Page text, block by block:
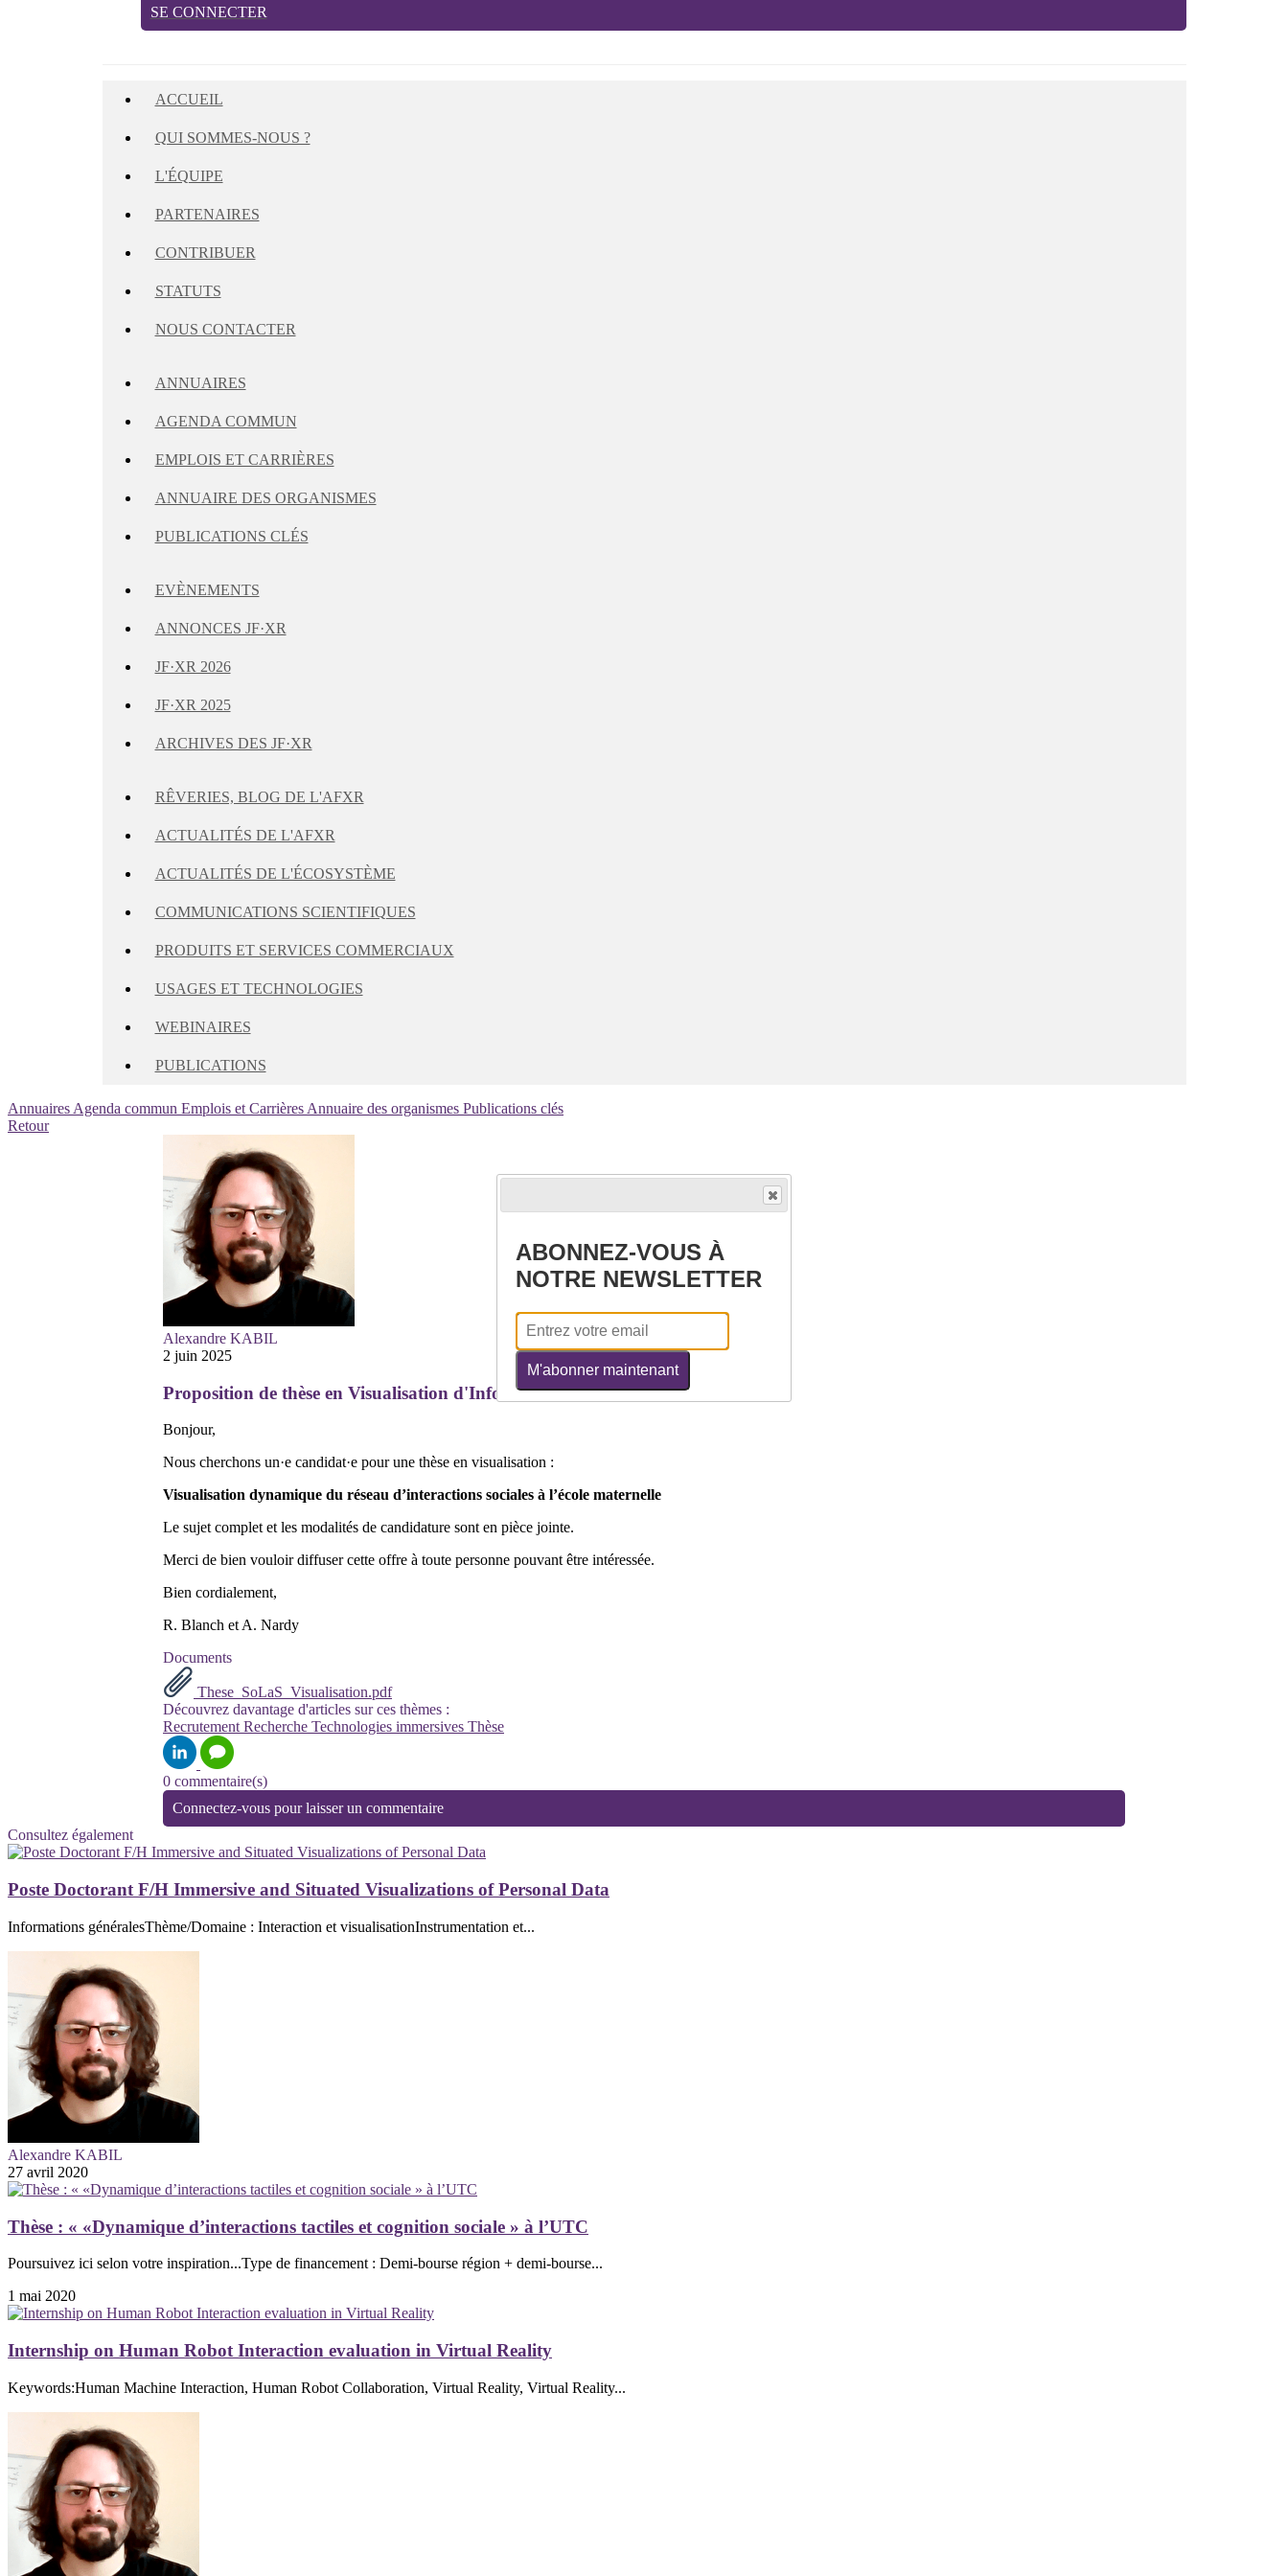
SE CONNECTER
ACCUEIL
QUI SOMMES-NOUS ?
L'ÉQUIPE
PARTENAIRES
CONTRIBUER
STATUTS
NOUS CONTACTER
ANNUAIRES
AGENDA COMMUN
EMPLOIS ET CARRIÈRES
ANNUAIRE DES ORGANISMES
PUBLICATIONS CLÉS
EVÈNEMENTS
ANNONCES JF·XR
JF·XR 2026
JF·XR 2025
ARCHIVES DES JF·XR
RÊVERIES, BLOG DE L'AFXR
ACTUALITÉS DE L'AFXR
ACTUALITÉS DE L'ÉCOSYSTÈME
COMMUNICATIONS SCIENTIFIQUES
PRODUITS ET SERVICES COMMERCIAUX
USAGES ET TECHNOLOGIES
WEBINAIRES
PUBLICATIONS
Annuaires Agenda commun Emplois et Carrières Annuaire des organismes Publications clés
Retour
Alexandre KABIL
2 juin 2025
Proposition de thèse en Visualisation d'Information au LIG
Bonjour,
Nous cherchons un·e candidat·e pour une thèse en visualisation :
Visualisation dynamique du réseau d’interactions sociales à l’école maternelle
Le sujet complet et les modalités de candidature sont en pièce jointe.
Merci de bien vouloir diffuser cette offre à toute personne pouvant être intéressée.
Bien cordialement,
R. Blanch et A. Nardy
Documents
These_SoLaS_Visualisation.pdf
Découvrez davantage d'articles sur ces thèmes :
RecrutementRecherche Technologies immersives Thèse
0 commentaire(s)
Connectez-vous pour laisser un commentaire
Consultez également
Poste Doctorant F/H Immersive and Situated Visualizations of Personal Data
Informations généralesThème/Domaine : Interaction et visualisationInstrumentation et...
Alexandre KABIL
27 avril 2020
Thèse : « «Dynamique d’interactions tactiles et cognition sociale » à l’UTC
Poursuivez ici selon votre inspiration...Type de financement : Demi-bourse région + demi-bourse...
1 mai 2020
Internship on Human Robot Interaction evaluation in Virtual Reality
Keywords:Human Machine Interaction, Human Robot Collaboration, Virtual Reality, Virtual Reality...
ABONNEZ-VOUS À
NOTRE NEWSLETTER
M'abonner maintenant